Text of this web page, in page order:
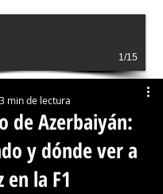
1/15
de Azerbaiyán:
y dónde ver a
en la F1
3 min de lectura